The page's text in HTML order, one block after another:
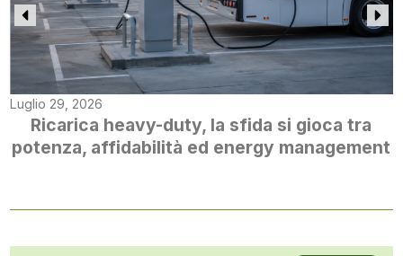
Luglio 29, 2026
Ricarica heavy-duty, la sfida si gioca tra
potenza, affidabilità ed energy management